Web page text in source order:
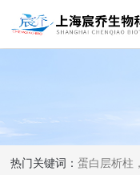
热门关键词：蛋白层析柱